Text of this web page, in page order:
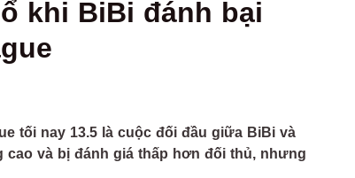
khi BiBi đánh bại
tối nay 13.5 là cuộc đối đầu giữa BiBi và
cao và bị đánh giá thấp hơn đối thủ, nhưng